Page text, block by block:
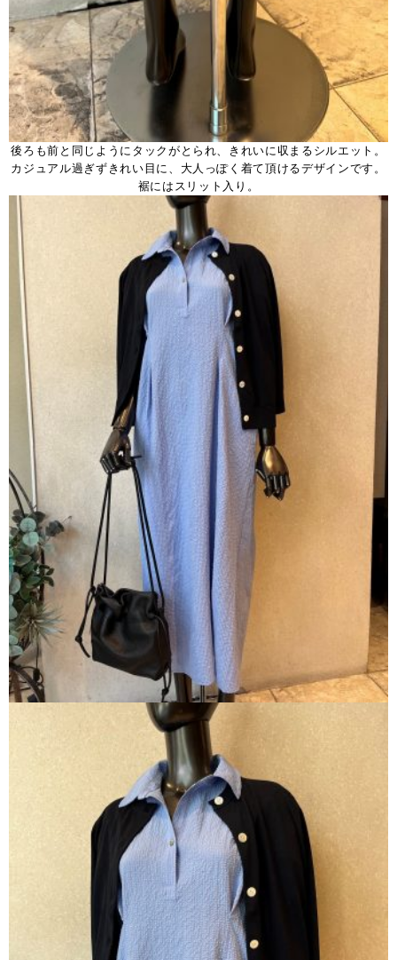
後ろも前と同じようにタックがとられ、きれいに収まるシルエット。
カジュアル過ぎずきれい目に、大人っぽく着て頂けるデザインです。
裾にはスリット入り。